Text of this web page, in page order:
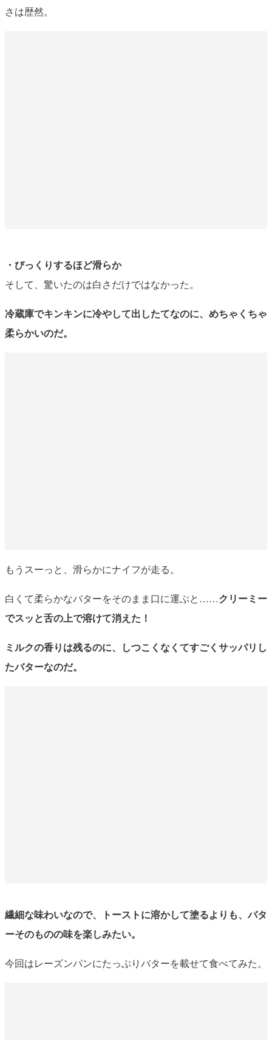
さは歴然。
・びっくりするほど滑らか
そして、驚いたのは白さだけではなかった。
冷蔵庫でキンキンに冷やして出したてなのに、めちゃくちゃ
柔らかいのだ。
もうスーっと、滑らかにナイフが走る。
白くて柔らかなバターをそのまま口に運ぶと……クリーミー
でスッと舌の上で溶けて消えた！
ミルクの香りは残るのに、しつこくなくてすごくサッパリし
たバターなのだ。
繊細な味わいなので、トーストに溶かして塗るよりも、バタ
ーそのものの味を楽しみたい。
今回はレーズンパンにたっぷりバターを載せて食べてみた。